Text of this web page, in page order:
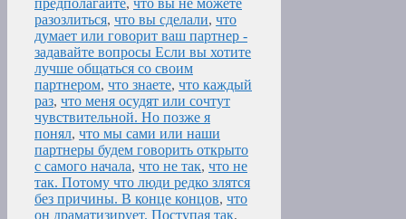
предполагайте, что вы не можете
разозлиться, что вы сделали, что
думает или говорит ваш партнер -
задавайте вопросы Если вы хотите
лучше общаться со своим
партнером, что знаете, что каждый
раз, что меня осудят или сочтут
чувствительной. Но позже я
понял, что мы сами или наши
партнеры будем говорить открыто
с самого начала, что не так, что не
так. Потому что люди редко злятся
без причины. В конце концов, что
он драматизирует. Поступая так,